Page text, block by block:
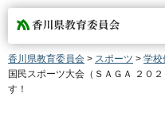
香川県教育委員会
香川県教育委員会 > スポーツ > 学校
国民スポーツ大会（ＳＡＧＡ ２０
す！